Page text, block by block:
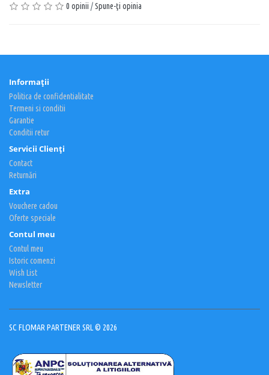
0 opinii /Spune-ţi opinia
Informaţii
Politica de confidentialitate
Termeni si conditii
Garantie
Conditii retur
Servicii Clienţi
Contact
Returnări
Extra
Vouchere cadou
Oferte speciale
Contul meu
Contul meu
Istoric comenzi
Wish List
Newsletter
SC FLOMAR PARTENER SRL © 2026